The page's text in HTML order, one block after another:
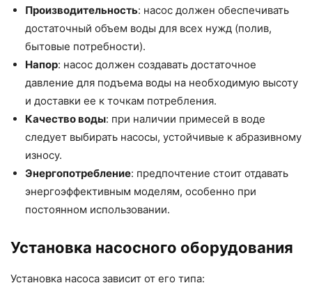
Производительность: насос должен обеспечивать
достаточный объем воды для всех нужд (полив,
бытовые потребности).
Напор: насос должен создавать достаточное
давление для подъема воды на необходимую высоту
и доставки ее к точкам потребления.
Качество воды: при наличии примесей в воде
следует выбирать насосы, устойчивые к абразивному
износу.
Энергопотребление: предпочтение стоит отдавать
энергоэффективным моделям, особенно при
постоянном использовании.
Установка насосного оборудования
Установка насоса зависит от его типа: